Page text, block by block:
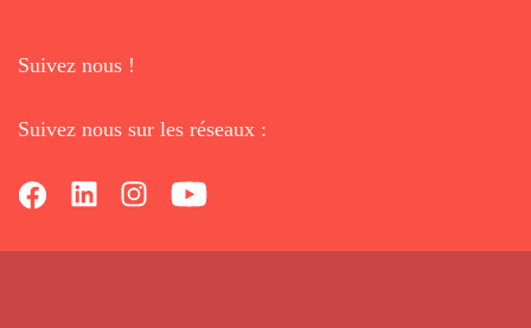
Suivez nous !
Suivez nous sur les réseaux :